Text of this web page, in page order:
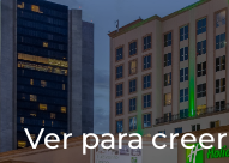
Ver para creer